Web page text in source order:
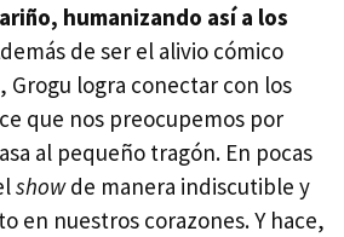
humanizando así a los
de ser el alivio cómico
logra conectar con los
que nos preocupemos por
al pequeño tragón. En pocas
showde manera indiscutible y
en nuestros corazones. Y hace,